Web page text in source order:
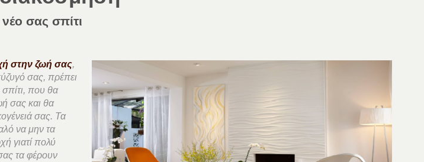
σας σπίτι
στην ζωή σας,
σας, πρέπει
σπίτι, που θα
σας και θα
σας. Τα
να μην τα
γιατί πολύ
τα φέρουν